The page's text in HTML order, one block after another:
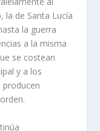
la de Santa Lucí­a
la guerra
a la misma
se costean
y a los
producen